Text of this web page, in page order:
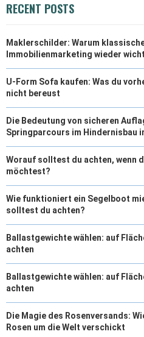
RECENT POSTS
Maklerschilder: Warum
Immobilienmarketing wieder
U-Form Sofa kaufen: Was du
nicht bereust
Die Bedeutung von sicheren
Springparcours im Hindernisbau
Worauf solltest du achten, wenn
möchtest?
Wie funktioniert ein Segelboot
solltest du achten?
Ballastgewichte wählen: auf
achten
Ballastgewichte wählen: auf
achten
Die Magie des Rosenversands:
Rosen um die Welt verschickt